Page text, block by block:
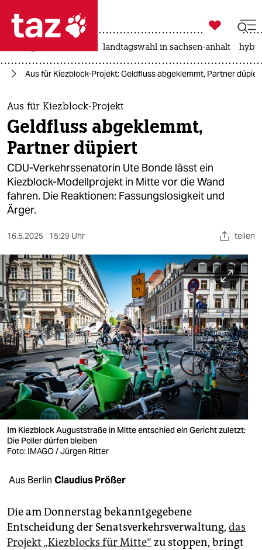
 taz zahl ich
taz zahl ich
themen
politik
öko
gesellschaft
kultur
sport
berlin
nord
wahrheit
verlag
verlag
veranstaltungen
shop
fragen & hilfe
unterstützen
abo
epaper login

taz zahl ich
landtagswahl in sachsen-anhalt
Aus für Kiezblock-Projekt: Geldfluss abgeklemmt, Partner
Aus für Kiezblock-Projekt
Geldfluss abgeklemmt,
Partner düpiert
CDU-Verkehrssenatorin Ute Bonde lässt ein
Kiezblock-Modellprojekt in Mitte vor die Wand
fahren. Die Reaktionen: Fassungslosigkeit und
Ärger.
16.5.2025 15:29 Uhr teilen
Im Kiezblock Auguststraße in Mitte entschied ein Gericht zuletzt:
Die Poller dürfen bleiben
Foto: IMAGO / Jürgen Ritter
Aus Berlin Claudius Prößer
Die am Donnerstag bekanntgegebene
Entscheidung der Senatsverkehrsverwaltung, das
Projekt „Kiezblocks für Mitte“ zu stoppen, bringt